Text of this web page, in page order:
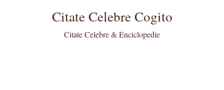
Citate Celebre Cogito
Citate Celebre & Enciclopedie